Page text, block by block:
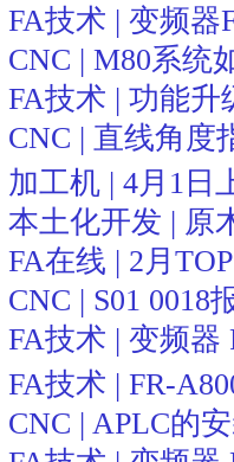
FA技术 | 变频器
CNC | M80系统
FA技术 | 功能
CNC | 直线角度
加工机 | 4月1日
本土化开发 | 原
FA在线 | 2月
CNC | S01 0018
FA技术 | 变频器
FA技术 | FR-
CNC | APLC的